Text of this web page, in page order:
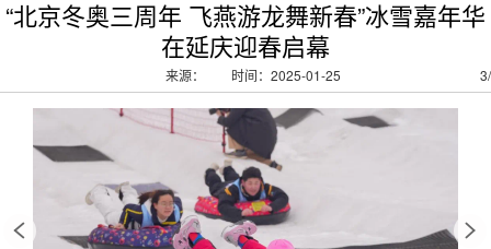
“北京冬奥三周年 飞燕游龙舞新春”冰雪嘉年华
在延庆迎春启幕
来源： 时间：2025-01-25 3/